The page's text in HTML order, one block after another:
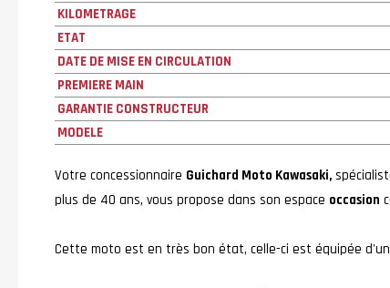
KILOMETRAGE
ETAT
DATE DE MISE EN CIRCULATION
PREMIERE MAIN
GARANTIE CONSTRUCTEUR
MODELE
Votre concessionnaire Guichard Moto Kawasaki,
plus de 40 ans, vous propose dans son espace occasion
Cette moto est en très bon état, celle-ci est équipée